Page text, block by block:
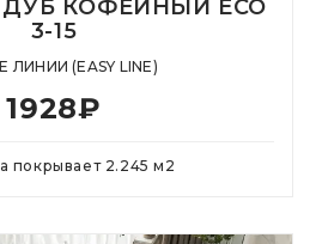
ДУБ КОФЕЙНЫЙ ECO
3-15
ЛИНИИ (EASY LINE)
1928₽
покрывает 2.245 м 2